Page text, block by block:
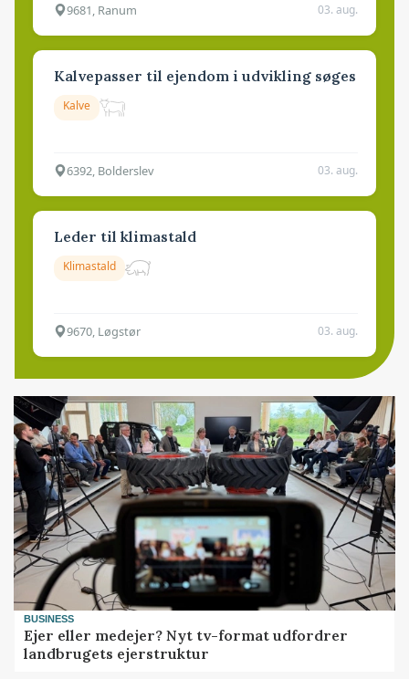
9681, Ranum 03. aug.
Kalvepasser til ejendom i udvikling søges
Kalve
6392, Bolderslev 03. aug.
Leder til klimastald
Klimastald
9670, Løgstør 03. aug.
BUSINESS
Ejer eller medejer? Nyt tv-format udfordrer
landbrugets ejerstruktur